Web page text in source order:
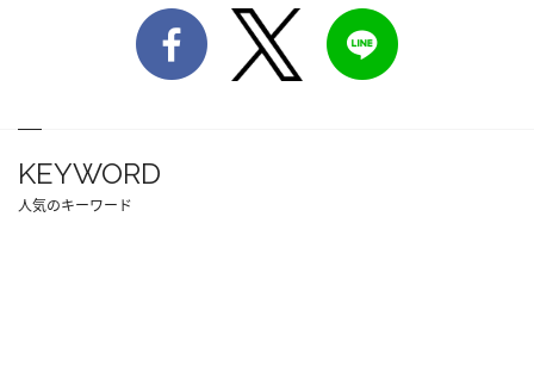
KEYWORD
人気のキーワード